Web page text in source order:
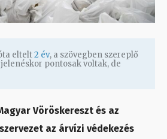
eltelt2 év, a szövegben szereplő
pontosak voltak, de
Vöröskereszt és az
az árvízi védekezés